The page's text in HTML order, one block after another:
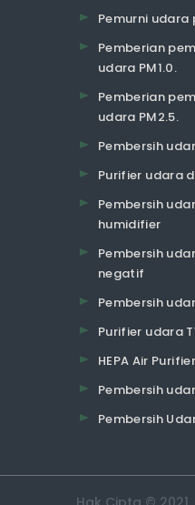
Pemurni udara
Pemberian
udara PM1.0.
Pemberian
udara PM2.5.
Pembersih
Purifier udara
Pembersih
humidifier
Pembersih
negatif
Pembersih
Purifier udara
HEPA Air
Pembersih
Pembersih